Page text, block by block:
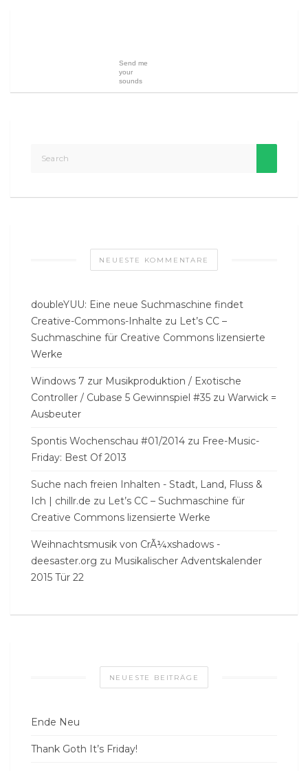
Send me
your
sounds
NEUESTE KOMMENTARE
doubleYUU: Eine neue Suchmaschine findet
Creative-Commons-Inhalte zu Let’s CC –
Suchmaschine für Creative Commons lizensierte
Werke
Windows 7 zur Musikproduktion / Exotische
Controller / Cubase 5 Gewinnspiel #35 zu Warwick =
Ausbeuter
Spontis Wochenschau #01/2014 zu Free-Music-
Friday: Best Of 2013
Suche nach freien Inhalten - Stadt, Land, Fluss &
Ich | chillr.de zu Let’s CC – Suchmaschine für
Creative Commons lizensierte Werke
Weihnachtsmusik von CrÃ¼xshadows -
deesaster.org zu Musikalischer Adventskalender
2015 Tür 22
NEUESTE BEITRÄGE
Ende Neu
Thank Goth It’s Friday!